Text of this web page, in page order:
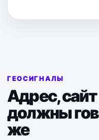
ГЕОСИГНАЛЫ
Адрес,
должны
же